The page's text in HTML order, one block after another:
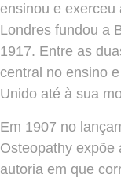
ensinou e
Londres fundou a
1917. Entre as
central no ensino
Unido até à sua
Em 1907 no
Osteopathy expõe
autoria em que